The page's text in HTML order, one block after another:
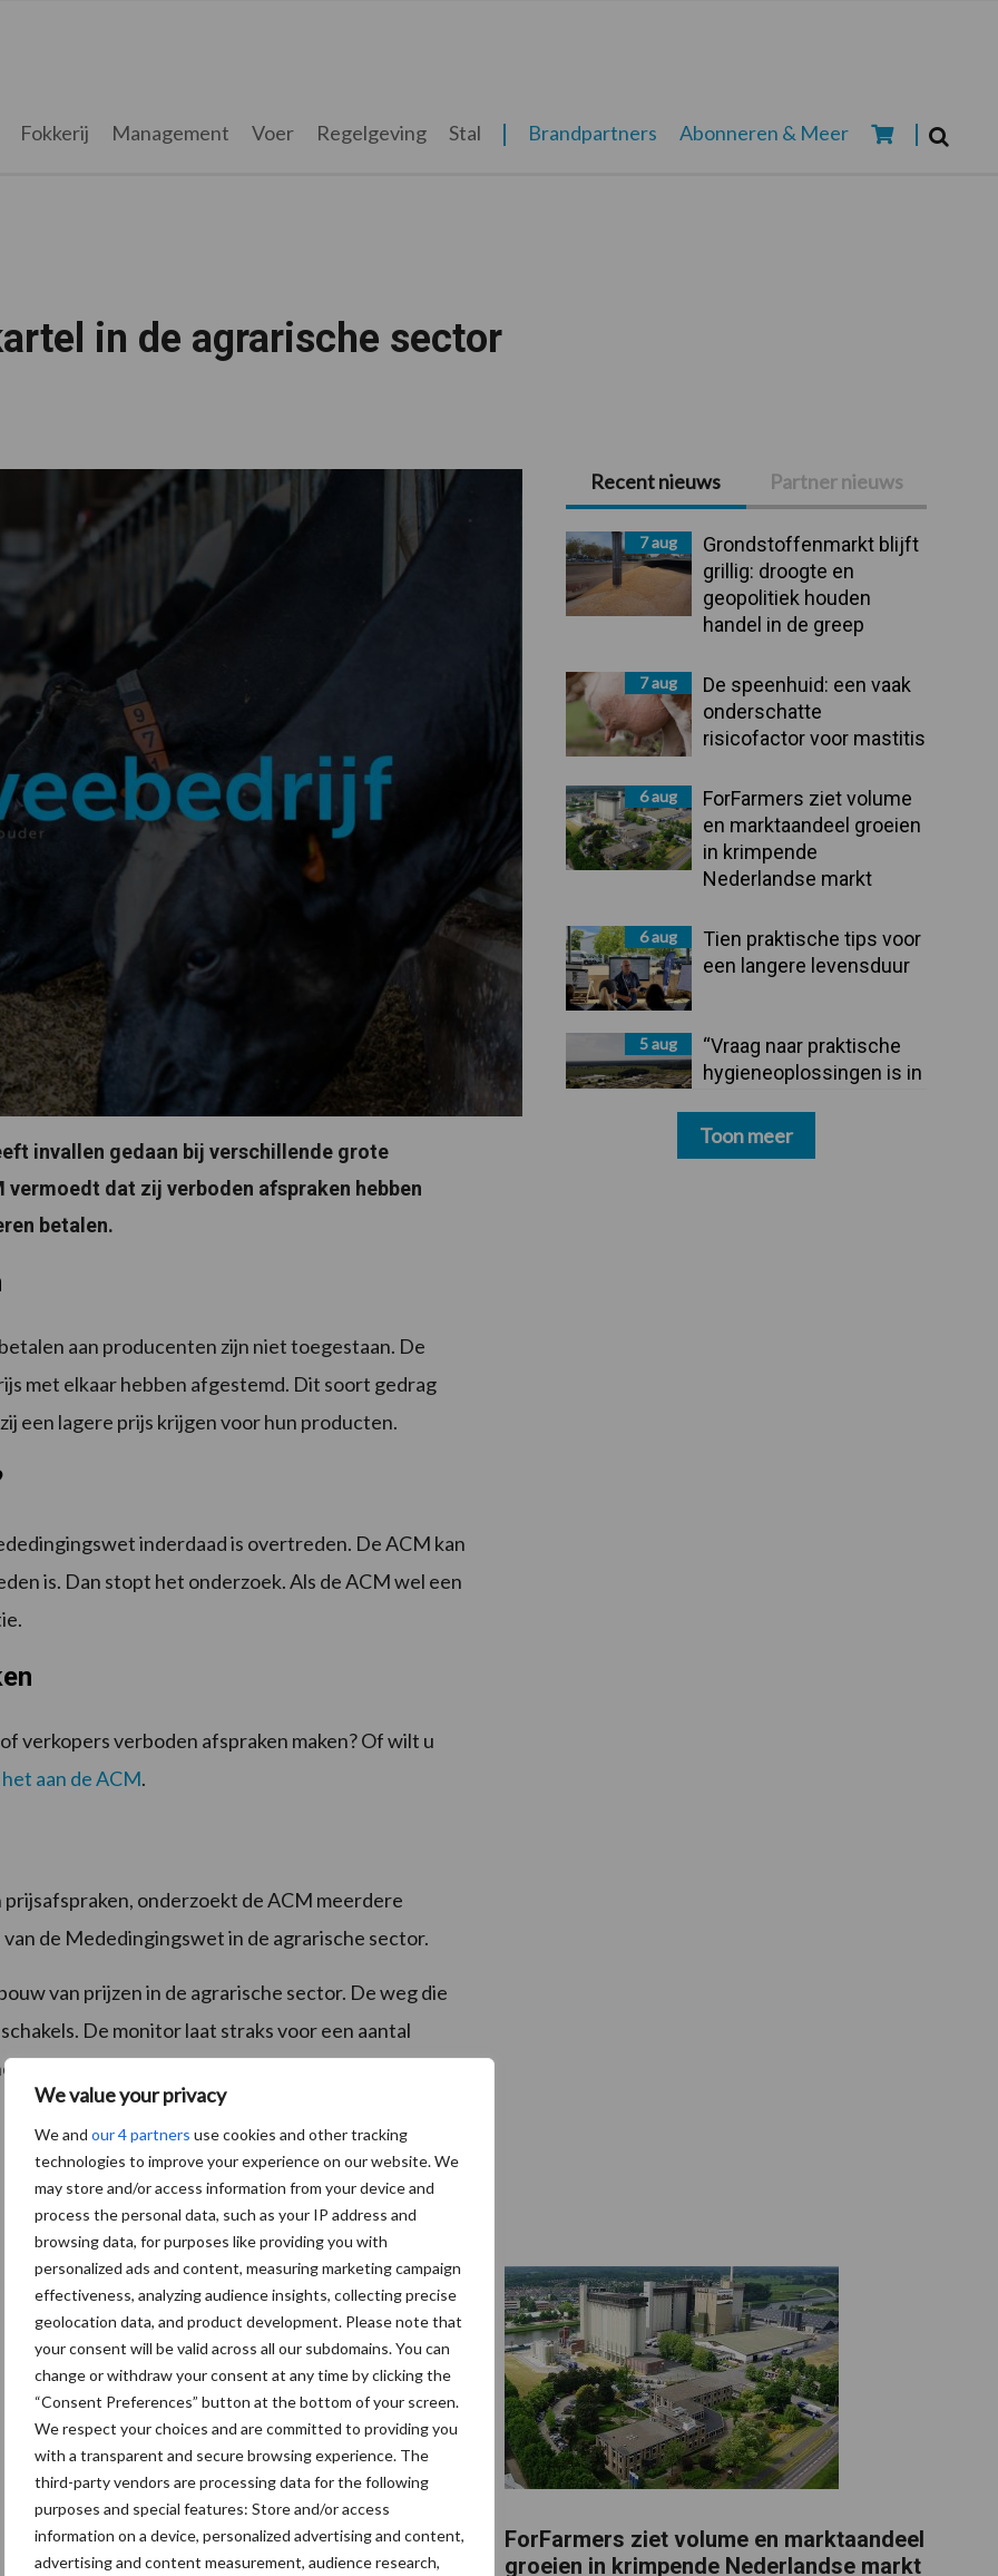
We value your privacy
We and our 4 partners use cookies and other tracking
technologies to improve your experience on our website. We
may store and/or access information from your device and
process the personal data, such as your IP address and
browsing data, for purposes like providing you with
personalized ads and content, measuring marketing campaign
effectiveness, analyzing audience insights, collecting precise
geolocation data, and product development. Please note that
your consent will be valid across all our subdomains. You can
change or withdraw your consent at any time by clicking the
“Consent Preferences” button at the bottom of your screen.
We respect your choices and are committed to providing you
with a transparent and secure browsing experience. The
third-party vendors are processing data for the following
purposes and special features: Store and/or access
information on a device, personalized advertising and content,
advertising and content measurement, audience research,
Fokkerij Management Voer Regelgeving Stal Brandpartners Abonneren & Meer
in de agrarische sector
invallen gedaan bij verschillende grote
vermoedt dat zij verboden afspraken hebben
betalen.
aan producenten zijn niet toegestaan. De
met elkaar hebben afgestemd. Dit soort gedrag
een lagere prijs krijgen voor hun producten.
inderdaad is overtreden. De ACM kan
is. Dan stopt het onderzoek. Als de ACM wel een
verkopers verboden afspraken maken? Of wilt u
aan de ACM.
onderzoekt de ACM meerdere
de Mededingingswet in de agrarische sector.
van prijzen in de agrarische sector. De weg die
De monitor laat straks voor een aantal
betaalden voor inkoop van een product en
Primaire
Sidebar
Recent nieuws Partner nieuws
7 aug
Grondstoffenmarkt blijft
grillig: droogte en
geopolitiek houden
handel in de greep
7 aug
De speenhuid: een vaak
onderschatte
risicofactor voor mastitis
6 aug
ForFarmers ziet volume
en marktaandeel groeien
in krimpende
Nederlandse markt
6 aug
Tien praktische tips voor
een langere levensduur
5 aug
“Vraag naar praktische
hygieneoplossingen is in
Toon meer
De speenhuid: een vaak onderschatte
risicofactor voor mastitis
ForFarmers ziet volume en marktaandeel
groeien in krimpende Nederlandse markt